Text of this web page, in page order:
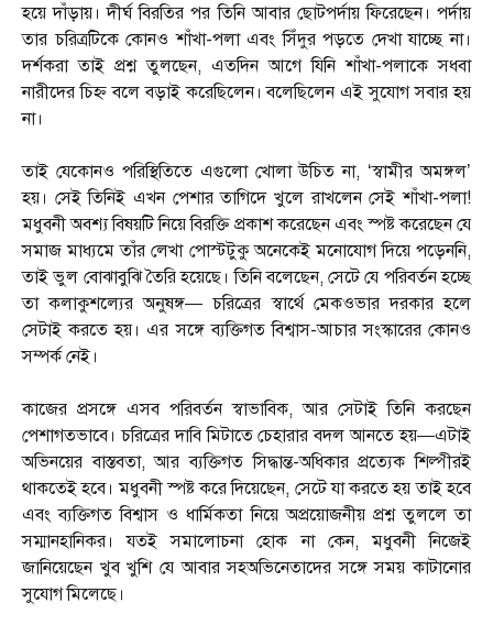
হয়ে দাঁড়ায়। দীর্ঘ বিরতির পর তিনি আবার ছোটপর্দায় ফিরেছেন। পর্দায়
তার চরিত্রটিকে কোনও শাঁখা-পলা এবং সিঁদুর পড়তে দেখা যাচ্ছে না।
দর্শকরা তাই প্রশ্ন তুলছেন, এতদিন আগে যিনি শাঁখা-পলাকে সধবা
নারীদের চিহ্ন বলে বড়াই করেছিলেন। বলেছিলেন এই সুযোগ সবার হয়
না।
তাই যেকোনও পরিস্থিতিতে এগুলো খোলা উচিত না, ‘স্বামীর অমঙ্গল’
হয়। সেই তিনিই এখন পেশার তাগিদে খুলে রাখলেন সেই শাঁখা-পলা!
মধুবনী অবশ্য বিষয়টি নিয়ে বিরক্তি প্রকাশ করেছেন এবং স্পষ্ট করেছেন যে
সমাজ মাধ্যমে তাঁর লেখা পোস্টটুকু অনেকেই মনোযোগ দিয়ে পড়েননি,
তাই ভুল বোঝাবুঝি তৈরি হয়েছে। তিনি বলেছেন, সেটে যে পরিবর্তন হচ্ছে
তা কলাকুশল্যের অনুষঙ্গ— চরিত্রের স্বার্থে মেকওভার দরকার হলে
সেটাই করতে হয়। এর সঙ্গে ব্যক্তিগত বিশ্বাস-আচার সংস্কারের কোনও
সম্পর্ক নেই।
কাজের প্রসঙ্গে এসব পরিবর্তন স্বাভাবিক, আর সেটাই তিনি করছেন
পেশাগতভাবে। চরিত্রের দাবি মিটাতে চেহারার বদল আনতে হয়—এটাই
অভিনয়ের বাস্তবতা, আর ব্যক্তিগত সিদ্ধান্ত-অধিকার প্রত্যেক শিল্পীরই
থাকতেই হবে। মধুবনী স্পষ্ট করে দিয়েছেন, সেটে যা করতে হয় তাই হবে
এবং ব্যক্তিগত বিশ্বাস ও ধার্মিকতা নিয়ে অপ্রয়োজনীয় প্রশ্ন তুললে তা
সম্মানহানিকর। যতই সমালোচনা হোক না কেন, মধুবনী নিজেই
জানিয়েছেন খুব খুশি যে আবার সহঅভিনেতাদের সঙ্গে সময় কাটানোর
সুযোগ মিলেছে।